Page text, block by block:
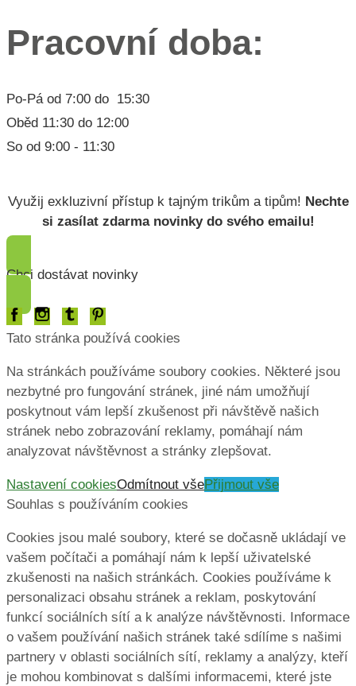
Pracovní doba:
Po-Pá od 7:00 do 15:30
Oběd 11:30 do 12:00
So od 9:00 - 11:30
Využij exkluzivní přístup k tajným trikům a tipům! Nechte
si zasílat zdarma novinky do svého emailu!
Chci dostávat novinky
Tato stránka používá cookies
Na stránkách používáme soubory cookies. Některé jsou
nezbytné pro fungování stránek, jiné nám umožňují
poskytnout vám lepší zkušenost při návštěvě našich
stránek nebo zobrazování reklamy, pomáhají nám
analyzovat návštěvnost a stránky zlepšovat.
Nastavení cookiesOdmítnout všePřijmout vše
Souhlas s používáním cookies
Cookies jsou malé soubory, které se dočasně ukládají ve
vašem počítači a pomáhají nám k lepší uživatelské
zkušenosti na našich stránkách. Cookies používáme k
personalizaci obsahu stránek a reklam, poskytování
funkcí sociálních sítí a k analýze návštěvnosti. Informace
o vašem používání našich stránek také sdílíme s našimi
partnery v oblasti sociálních sítí, reklamy a analýzy, kteří
je mohou kombinovat s dalšími informacemi, které jste